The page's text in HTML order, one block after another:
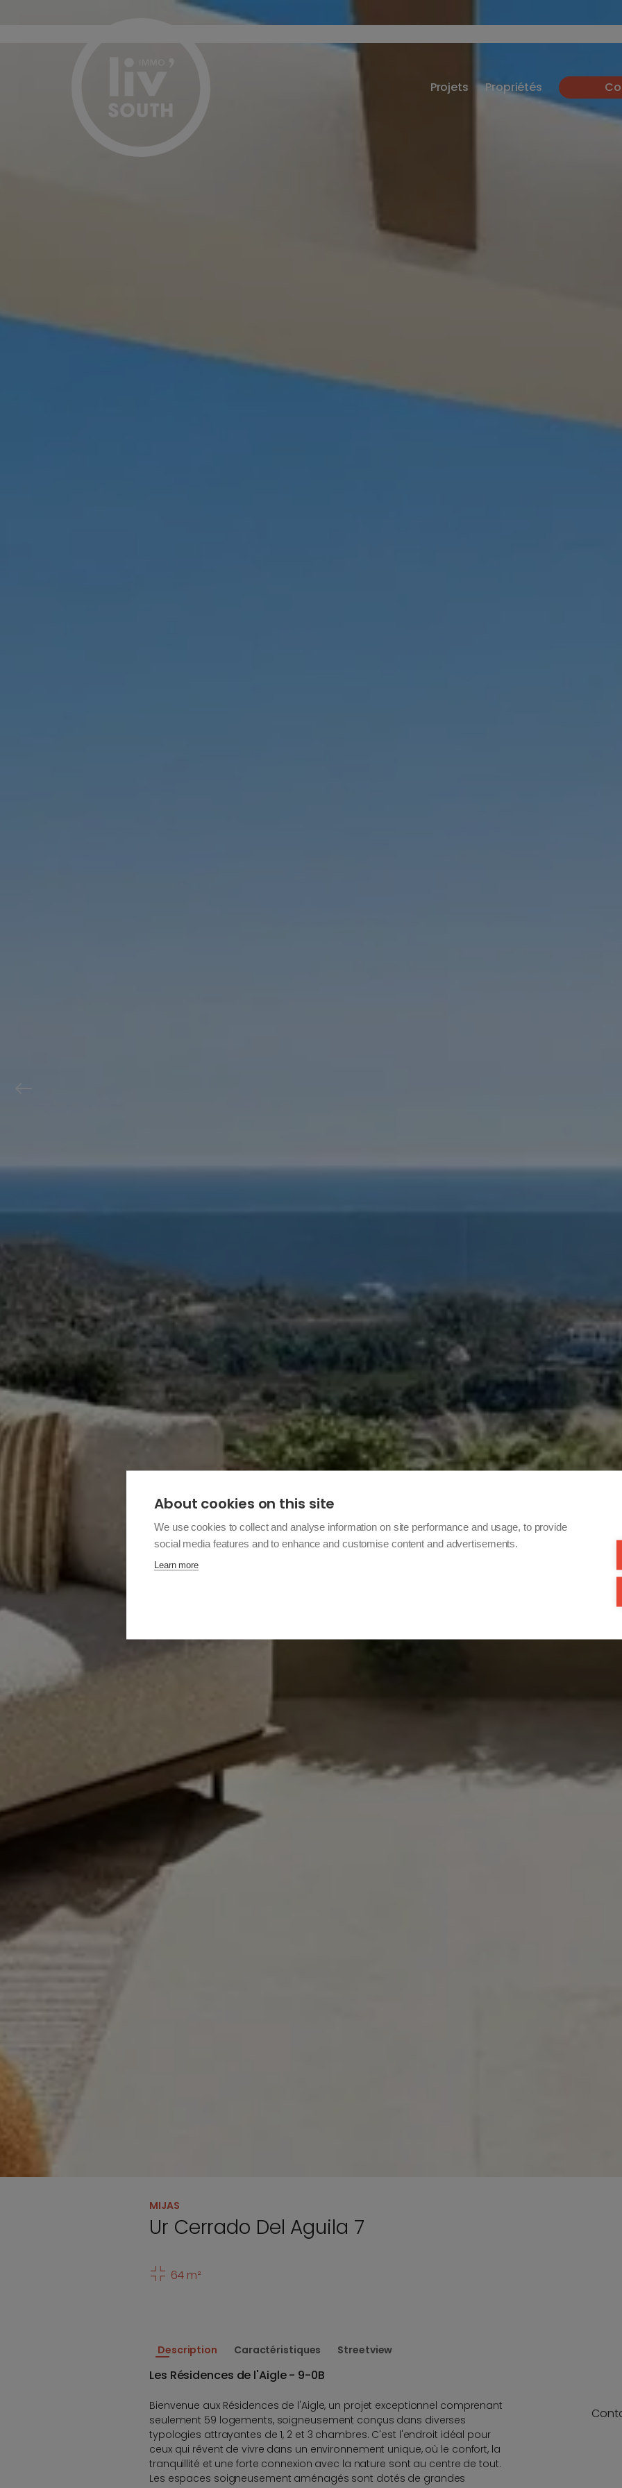
Passer le menu et aller au contenu
Projets Propriétés
MIJAS
Ur Cerrado Del Aguila 7
64 m²
Description Caractéristiques Streetview
Les Résidences de l'Aigle - 9-0B
Bienvenue aux Résidences de l'Aigle, un projet exceptionnel comprenant
seulement 59 logements, soigneusement conçus dans diverses
typologies attrayantes de 1, 2 et 3 chambres. C'est l'endroit idéal pour
ceux qui rêvent de vivre dans un environnement unique, où le confort, la
tranquillité et une forte connexion avec la nature sont au centre de tout.
Les espaces soigneusement aménagés sont dotés de grandes
About cookies on this site
We use cookies to collect and analyse information on site performance and usage, to provide
social media features and to enhance and customise content and advertisements.
Learn more